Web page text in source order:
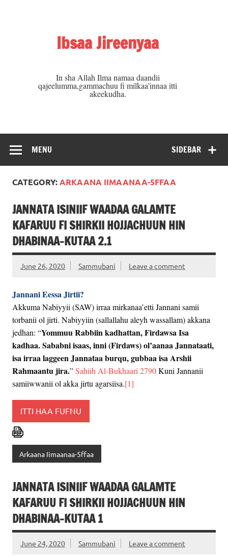
Ibsaa Jireenyaa
In sha Allah Ilma namaa daandii
qajeelumma,gammachuu fi milkaa'innaa itti
akeekudha.
SIDEBAR
MENU
CATEGORY:ARKAANA IIMAANAA-5FFAA
JANNATA ISINIIF WAADAA GALAMTE
KAFARUU FI SHIRKII HOJJACHUUN HIN
DHABINAA-KUTAA 2.1
June 26, 2020 Sammubani Leave a comment
Jannani Eessa Jirtii?
Akkuma Nabiyyii (SAW) irraa mirkanaa’etti Jannani samii
torbanii ol jirti. Nabiyyiin (sallallahu aleyh wassallam) akkana
jedhan: “Yommuu Rabbiin kadhattan, Firdawsa Isa
kadhaa. Sababni isaas, inni (Firdaws) ol’aanaa Jannataati,
isa irraa laggeen Jannataa burqu, gubbaa isa Arshii
Rahmaantu jira.”Sahiih Al-Bukhaari 2790Kuni Jannanii
samiiwwanii ol akka jirtu agarsiisa.[1]
ITTI HAA FUFNU
Arkaana Iimaanaa-5ffaa
JANNATA ISINIIF WAADAA GALAMTE
KAFARUU FI SHIRKII HOJJACHUUN HIN
DHABINAA-KUTAA 1
June 24, 2020 Sammubani Leave a comment